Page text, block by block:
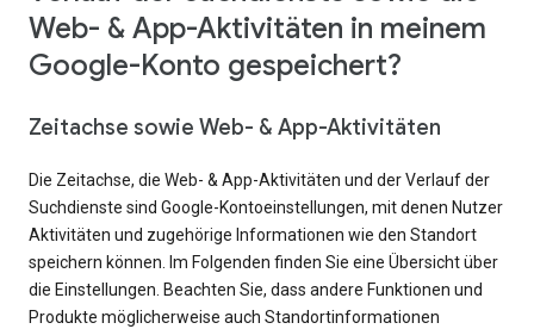
Web- & App-Aktivitäten in meinem
Google-Konto gespeichert?
Zeitachse sowie Web- & App-Aktivitäten
Die Zeitachse, die Web- & App-Aktivitäten und der Verlauf der
Suchdienste sind Google-Kontoeinstellungen, mit denen Nutzer
Aktivitäten und zugehörige Informationen wie den Standort
speichern können. Im Folgenden finden Sie eine Übersicht über
die Einstellungen. Beachten Sie, dass andere Funktionen und
Produkte möglicherweise auch Standortinformationen